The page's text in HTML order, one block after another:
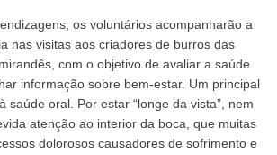
os voluntários acompanharão a
nas visitas aos criadores de burros das
com o objetivo de avaliar a saúde
informação sobre bem-estar. Um principal
saúde oral. Por estar “longe da vista”, nem
atenção ao interior da boca, que muitas
dolorosos causadores de sofrimento e